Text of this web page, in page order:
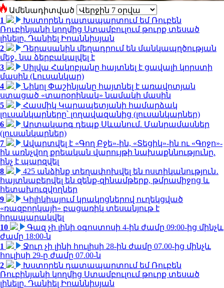
Ամենադիտված
1
Խստորեն դատապարտում եմ Ռուբեն
Ռուբինյանի կողմից Ստամբուլում թուրք տեսած
լինելը. Դանիել Իոաննիսյան
2
Դերասանին մեղադրում են մանկապղծության
մեջ․ նա ձերբակալվել է
3
Սիլվա Հակոբյանը հայտնել է ցավալի կորստի
մասին (Լուսանկար)
4
Նիկոլ Փաշինյանը հայտնել է առավոտյան
ստացած «տարօրինակ» նամակի մասին
5
Հասմիկ Կարապետյանի համարձակ
լուսանկարները՝ լողավազանից (լուսանկարներ)
6
Արտակարգ դեպք Սևանում. Մանրամասներ
(լուսանկարներ)
7
Ավարտվել է «Գող Բջե»-ին, «Տեցիկ»-ին ու «Գոջո»-
ին առնչվող քրեական վարույթի նախաքննությունը.
ինչ է պարզվել
8
425 անձինք տեղափոխվել են ոստիկանություն․
հայտնաբերվել են զենք-զինամթերք, թմրամիջոց և
հետախուզվողներ
9
Կիլիկիայում կրակոցներով ուղեկցված
«ռազբորկայի» բացառիկ տեսանյութ է
հրապարակվել
10
Գազ չի լինի օգոստոսի 4-ին ժամը 09:00-ից մինչև
ժամը 18:00-ն
1
Ջուր չի լինի հուլիսի 28-ին ժամը 07.00-ից մինչև
հուլիսի 29-ը ժամը 07.00-ն
2
Խստորեն դատապարտում եմ Ռուբեն
Ռուբինյանի կողմից Ստամբուլում թուրք տեսած
լինելը. Դանիել Իոաննիսյան